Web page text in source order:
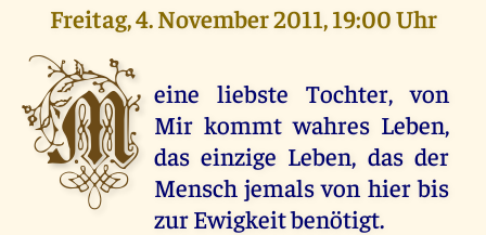
Freitag, 4. November 2011, 19:00 Uhr
M eine liebste Tochter, von
Mir kommt wahres Leben,
das einzige Leben, das der
Mensch jemals von hier bis
zur Ewigkeit benötigt.